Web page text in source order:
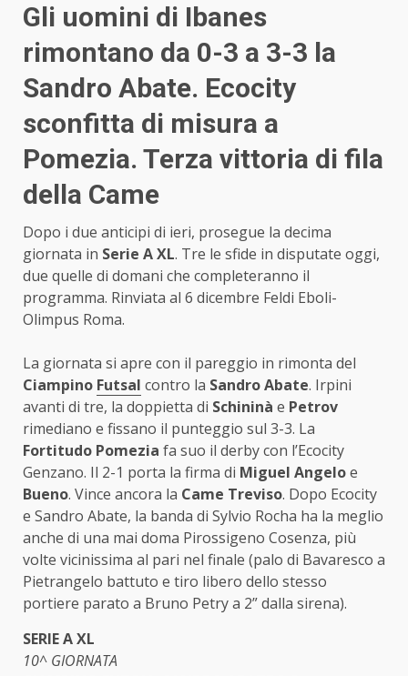
Gli uomini di Ibanes
rimontano da 0-3 a 3-3 la
Sandro Abate. Ecocity
sconfitta di misura a
Pomezia. Terza vittoria di fila
della Came
Dopo i due anticipi di ieri, prosegue la decima
giornata in Serie A XL. Tre le sfide in disputate oggi,
due quelle di domani che completeranno il
programma. Rinviata al 6 dicembre Feldi Eboli-
Olimpus Roma.
La giornata si apre con il pareggio in rimonta del
Ciampino Futsal contro la Sandro Abate. Irpini
avanti di tre, la doppietta di Schininà e Petrov
rimediano e fissano il punteggio sul 3-3. La
Fortitudo Pomezia fa suo il derby con l’Ecocity
Genzano. Il 2-1 porta la firma di Miguel Angeloe
Bueno. Vince ancora la Came Treviso. Dopo Ecocity
e Sandro Abate, la banda di Sylvio Rocha ha la meglio
anche di una mai doma Pirossigeno Cosenza, più
volte vicinissima al pari nel finale (palo di Bavaresco a
Pietrangelo battuto e tiro libero dello stesso
portiere parato a Bruno Petry a 2” dalla sirena).
SERIE A XL
10^ GIORNATA